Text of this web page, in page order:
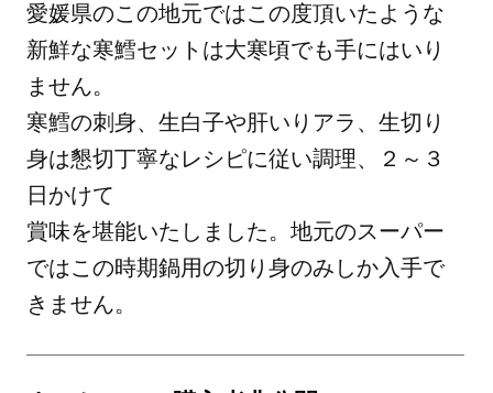
愛媛県のこの地元ではこの度頂いたような
新鮮な寒鱈セットは大寒頃でも手にはいり
ません。
寒鱈の刺身、生白子や肝いりアラ、生切り
身は懇切丁寧なレシピに従い調理、２～３
日かけて
賞味を堪能いたしました。地元のスーパー
ではこの時期鍋用の切り身のみしか入手で
きません。